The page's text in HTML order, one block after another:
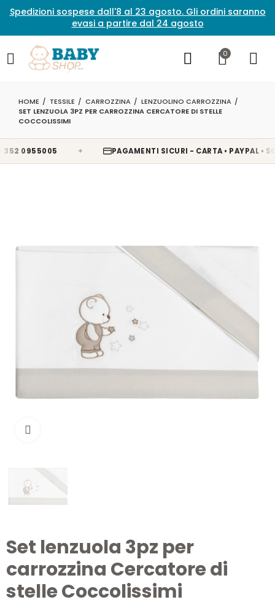
Spedizioni sospese dall'8 al 23 agosto. Gli ordini saranno
evasi a partire dal 24 agosto
0
HOME TESSILE CARROZZINA
LENZUOLINO CARROZZINA
SET LENZUOLA 3PZ PER CARROZZINA CERCATORE DI STELLE
COCCOLISSIMI
0955005 PAGAMENTI SICURI - CARTA • PAYPAL •
Set lenzuola 3pz per
carrozzina Cercatore di
stelle Coccolissimi